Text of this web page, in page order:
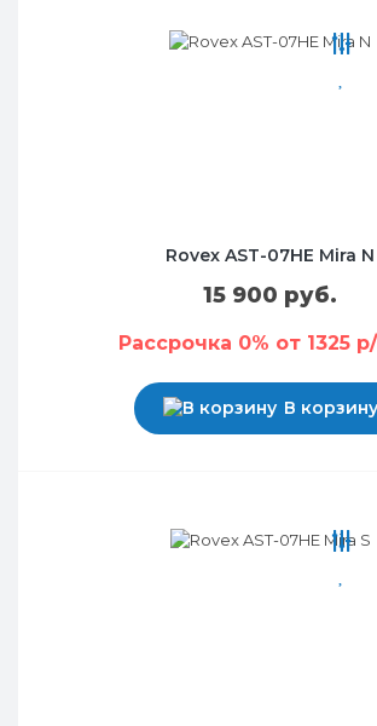
Rovex AST-07HE Mira N
15 900 руб.
Рассрочка 0% от 1325
В корзину